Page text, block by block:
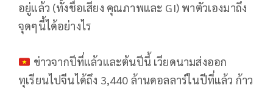
อยู่แล้ว (ทั้งชื่อเสียง คุณภาพและ GI) พาตัวเองมาถึง
จุดๆนี้ได้อย่างไร
ข่าวจากปีที่แล้วและต้นปีนี้ เวียดนามส่งออก
ทุเรียนไปจีนได้ถึง 3,440 ล้านดอลลาร์ในปีที่แล้ว ก้าว